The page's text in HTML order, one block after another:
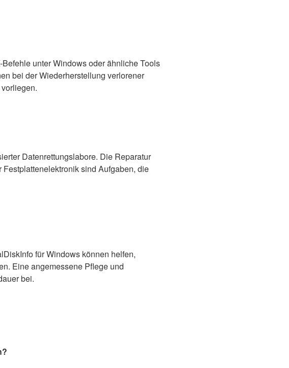
unter Windows oder ähnliche Tools
bei der Wiederherstellung verlorener
Datenrettungslabore. Die Reparatur
sind Aufgaben, die
für Windows können helfen,
Eine angemessene Pflege und
bei.